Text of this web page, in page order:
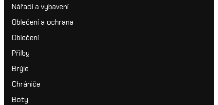
Nářadí a vybavení
Oblečení a ochrana
Oblečení
Přilby
Brýle
Chrániče
Boty